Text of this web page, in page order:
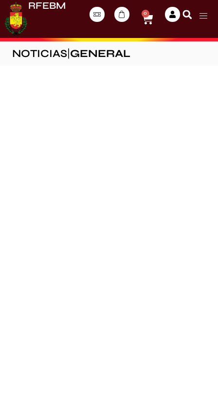
RFEBM
0
NOTICIAS GENERAL